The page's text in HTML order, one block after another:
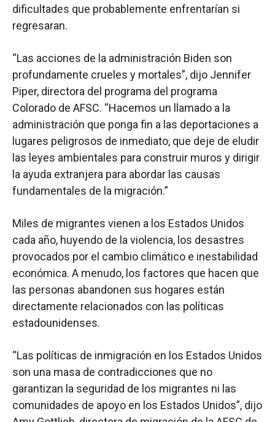
dificultades que probablemente enfrentarían si
regresaran.
“Las acciones de la administración Biden son
profundamente crueles y mortales”, dijo Jennifer
Piper, directora del programa del programa
Colorado de AFSC. “Hacemos un llamado a la
administración que ponga fin a las deportaciones a
lugares peligrosos de inmediato, que deje de eludir
las leyes ambientales para construir muros y dirigir
la ayuda extranjera para abordar las causas
fundamentales de la migración.”
Miles de migrantes vienen a los Estados Unidos
cada año, huyendo de la violencia, los desastres
provocados por el cambio climático e inestabilidad
económica. A menudo, los factores que hacen que
las personas abandonen sus hogares están
directamente relacionados con las políticas
estadounidenses.
“Las políticas de inmigración en los Estados Unidos
son una masa de contradicciones que no
garantizan la seguridad de los migrantes ni las
comunidades de apoyo en los Estados Unidos”, dijo